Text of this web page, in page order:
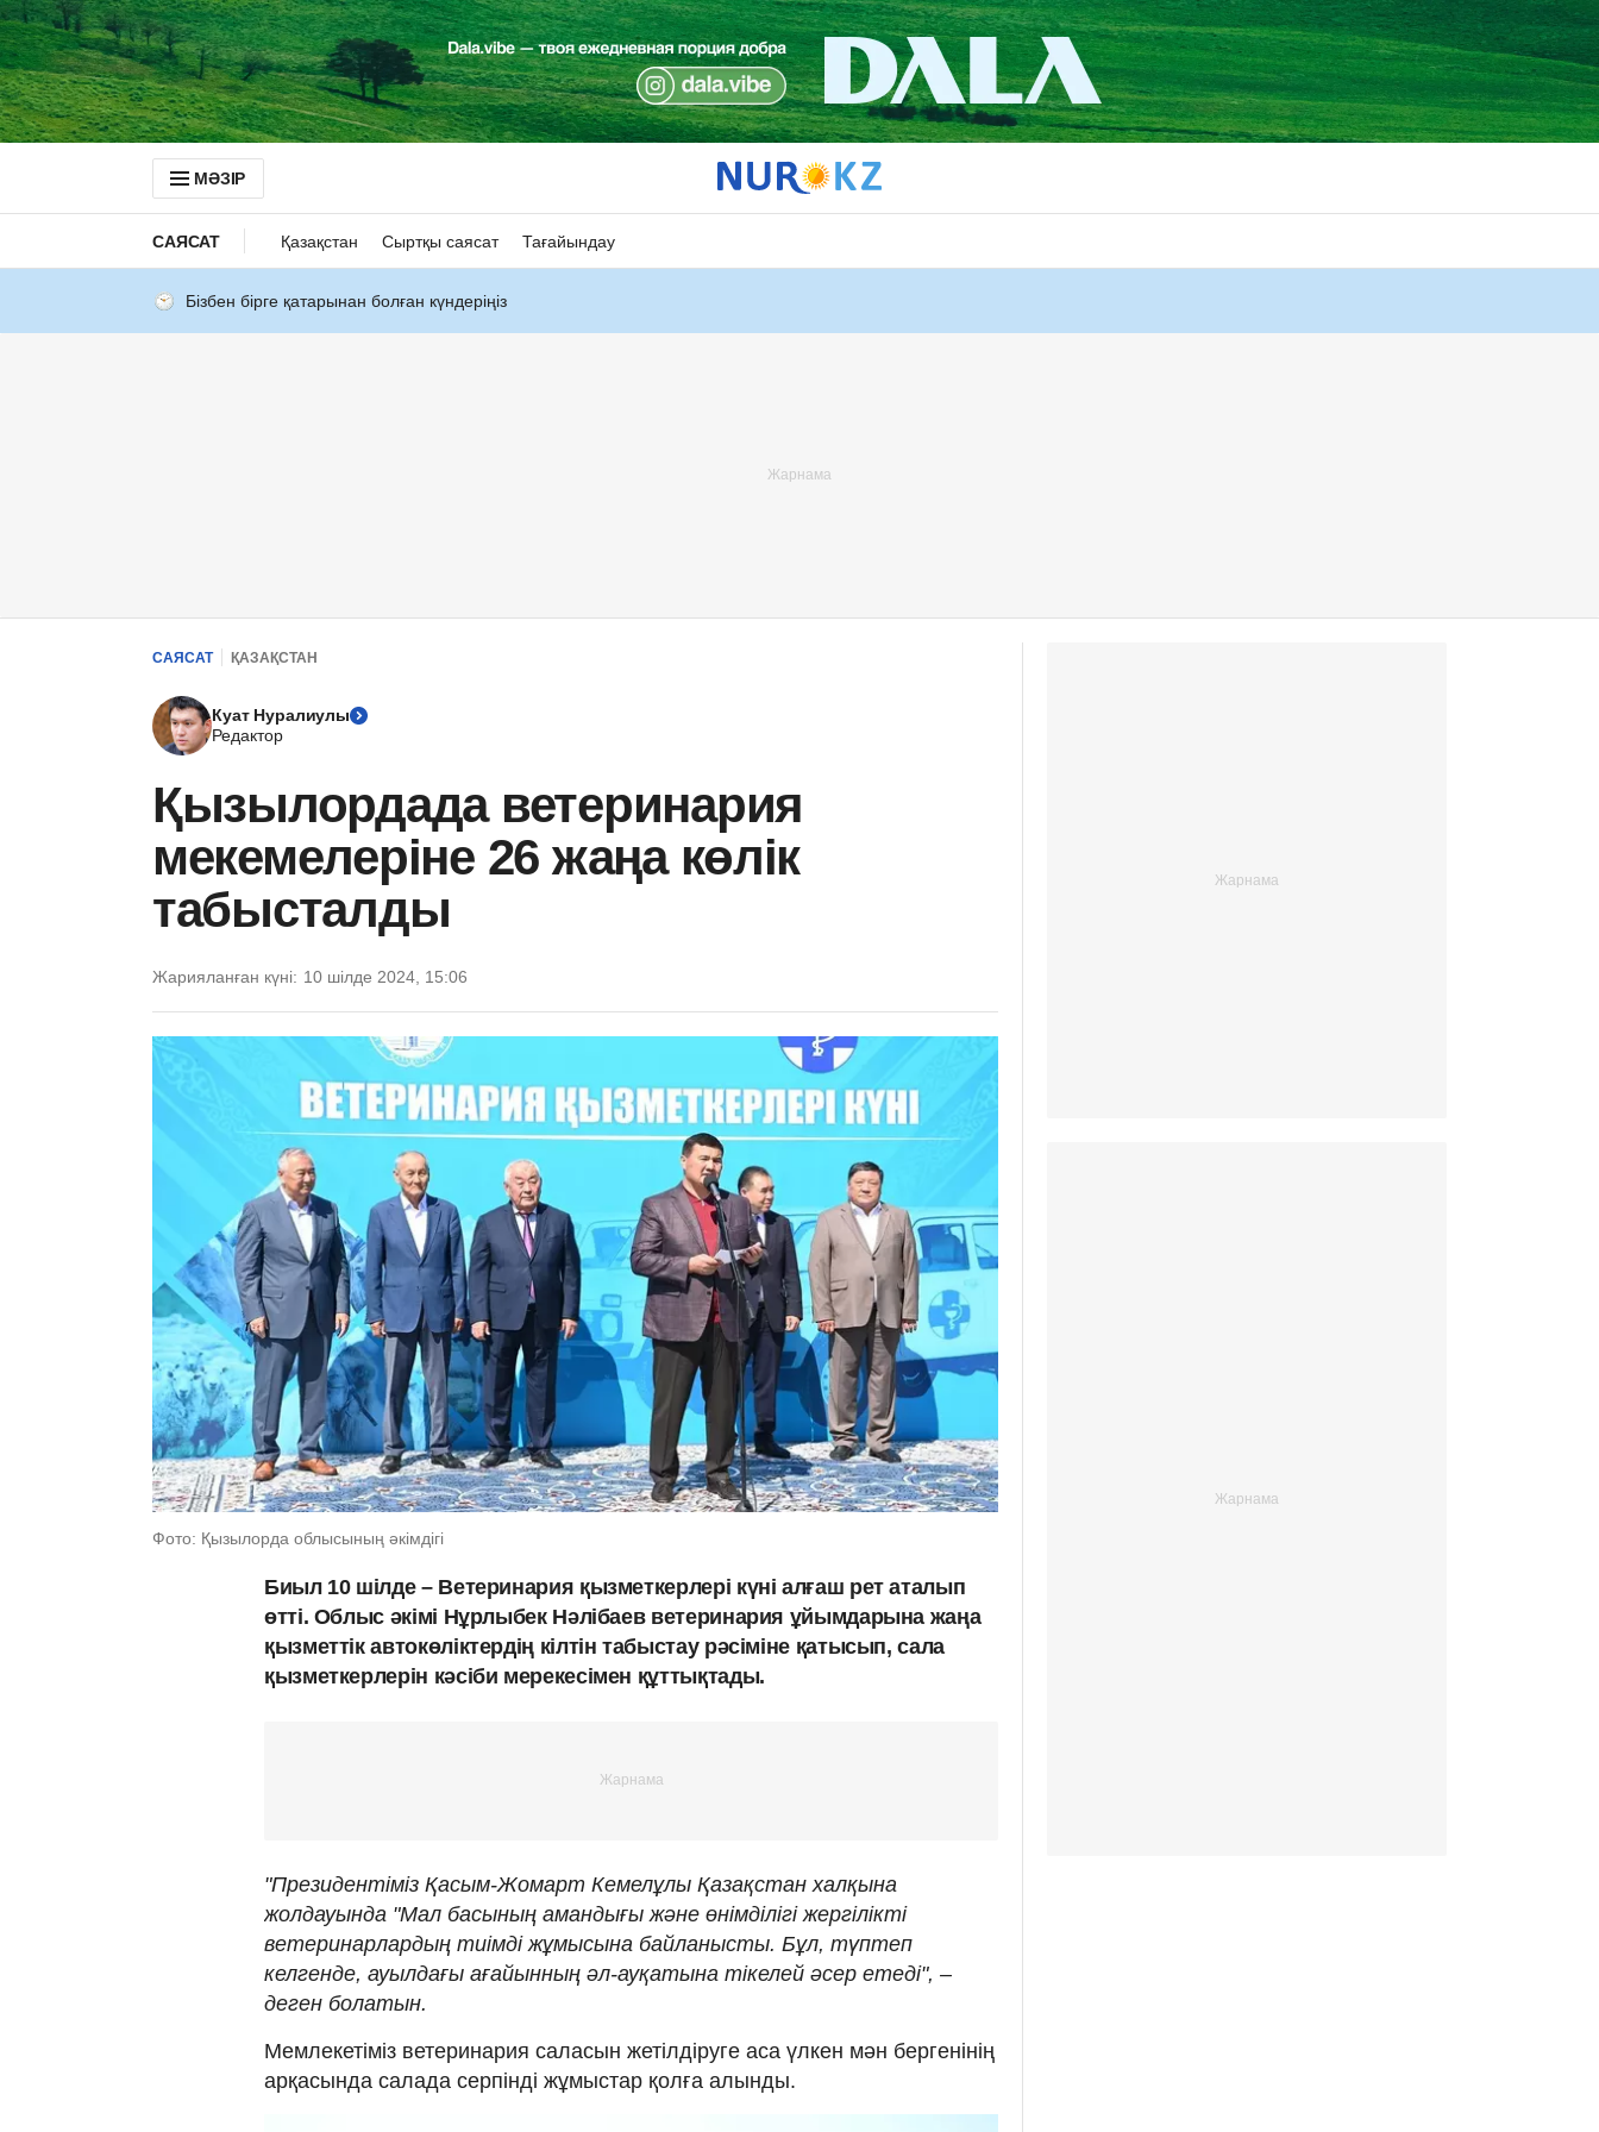
МӘЗІР
САЯСАТ Қазақстан Сыртқы саясат Тағайындау
Бізбен бірге қатарынан болған күндеріңіз
САЯСАТ ҚАЗАҚСТАН
Куат Нуралиулы
Редактор
Қызылордада ветеринария
мекемелеріне 26 жаңа көлік
табысталды
Жарияланған күні: 10 шілде 2024, 15:06
Фото: Қызылорда облысының әкімдігі
Биыл 10 шілде – Ветеринария қызметкерлері күні алғаш рет аталып
өтті. Облыс әкімі Нұрлыбек Нәлібаев ветеринария ұйымдарына жаңа
қызметтік автокөліктердің кілтін табыстау рәсіміне қатысып, сала
қызметкерлерін кәсіби мерекесімен құттықтады.
"Президентіміз Қасым-Жомарт Кемелұлы Қазақстан халқына
жолдауында "Мал басының амандығы және өнімділігі жергілікті
ветеринарлардың тиімді жұмысына байланысты. Бұл, түптеп
келгенде, ауылдағы ағайынның әл-ауқатына тікелей әсер етеді", –
деген болатын.
Мемлекетіміз ветеринария саласын жетілдіруге аса үлкен мән бергенінің
арқасында салада серпінді жұмыстар қолға алынды.